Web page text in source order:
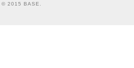
© 2015 BASE.